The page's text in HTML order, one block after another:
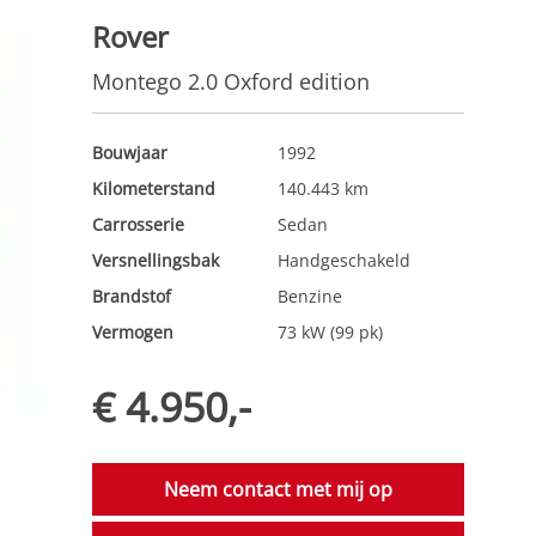
Rover
Montego 2.0 Oxford edition
Bouwjaar
1992
Kilometerstand
140.443 km
Carrosserie
Sedan
Versnellingsbak
Handgeschakeld
Brandstof
Benzine
Vermogen
73 kW (99 pk)
€ 4.950,-
Neem contact met mij op